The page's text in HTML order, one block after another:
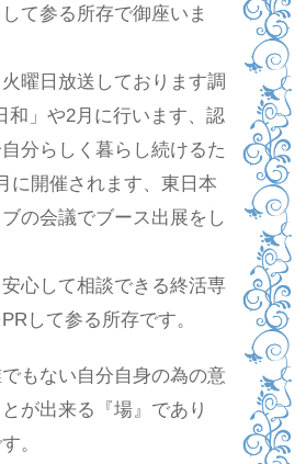
て参る所存で御座いま
曜日放送しております調
和」や2月に行います、認
分らしく暮らし続けるた
に開催されます、東日本
の会議でブース出展をし
心して相談できる終活専
して参る所存です。
でもない自分自身の為の意
が出来る『場』であり
。